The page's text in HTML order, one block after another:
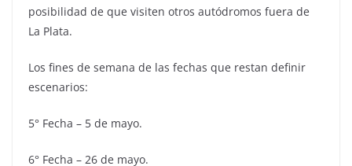
posibilidad de que visiten otros autódromos fuera de
La Plata.
Los fines de semana de las fechas que restan definir
escenarios:
5° Fecha – 5 de mayo.
6° Fecha – 26 de mayo.